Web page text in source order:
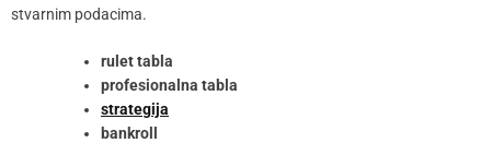
stvarnim podacima.
rulet tabla
profesionalna tabla
strategija
bankroll